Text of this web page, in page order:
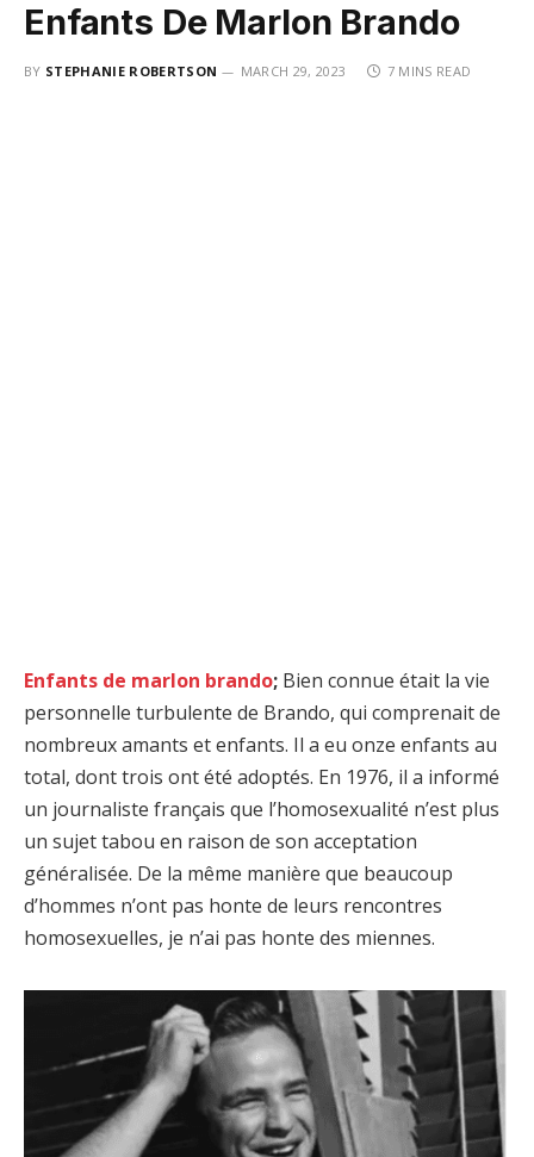
Enfants De Marlon Brando
BY STEPHANIE ROBERTSON MARCH 29, 2023 7 MINS READ
Enfants de marlon brando; Bien connue était la vie
personnelle turbulente de Brando, qui comprenait de
nombreux amants et enfants. Il a eu onze enfants au
total, dont trois ont été adoptés. En 1976, il a informé
un journaliste français que l’homosexualité n’est plus
un sujet tabou en raison de son acceptation
généralisée. De la même manière que beaucoup
d’hommes n’ont pas honte de leurs rencontres
homosexuelles, je n’ai pas honte des miennes.